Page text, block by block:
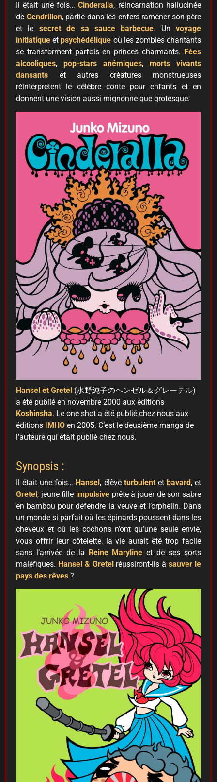
Il était une fois…Cinderalla, réincarnation hallucinée
de Cendrillon, partie dans les enfers ramener son père
et le secret de sa sauce barbecue. Un voyage
initiatique etpsychédélique où les zombies chantants
se transforment parfois en princes charmants. Fées
alcooliques, pop-stars anémiques, morts vivants
dansants et autres créatures monstrueuses
réinterprètent le célèbre conte pour enfants et en
donnent une vision aussi mignonne que grotesque.
Hansel et Gretel (水野純子のヘンゼル＆グレーテル)
a été publié en novembre 2000 aux éditions
Koshinsha. Le one shot a été publié chez nous aux
éditions
IMHO en 2005. C’est le deuxième manga de
l’auteure qui était publié chez nous.
Synopsis :
Il était une fois… Hansel, élève turbulent et bavard, et
Gretel, jeune fille impulsive prête à jouer de son sabre
en bambou pour défendre la veuve et l’orphelin. Dans
un monde si parfait où les épinards poussent dans les
cheveux et où les cochons n’ont qu’une seule envie,
vous offrir leur côtelette, la vie aurait été trop facile
sans l’arrivée de la Reine Maryline et de ses sorts
maléfiques. Hansel & Gretelréussiront-ils àsauver le
pays des rêves ?